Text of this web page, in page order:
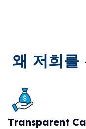
왜 저희를
Transparent